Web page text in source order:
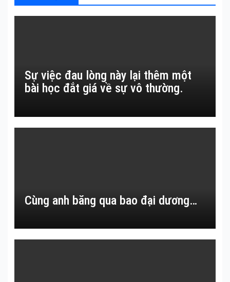
Sự việc đau lòng này lại thêm một
bài học đắt giá về sự vô thường.
Cùng anh băng qua bao đại dương…